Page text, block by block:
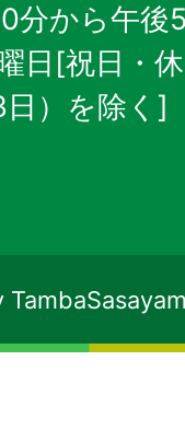
分から午後
日[祝日・
日）を除く]